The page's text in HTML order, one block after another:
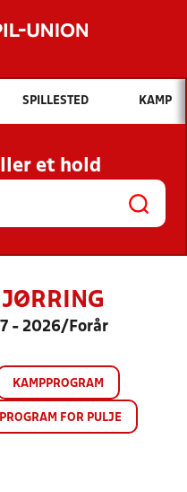
Hvad vil du søge efter?
OG NYHEDER
KLUBBER OG
SPILLESTED KAMP
et hold
- 2026/Forår
KAMPPROGRAM
FOR PULJE